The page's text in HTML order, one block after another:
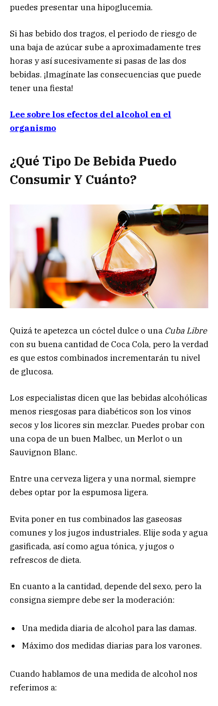
puedes presentar una hipoglucemia.
Si has bebido dos tragos, el periodo de riesgo de
una baja de azúcar sube a aproximadamente tres
horas y así sucesivamente si pasas de las dos
bebidas. ¡Imagínate las consecuencias que puede
tener una fiesta!
Lee sobre los efectos del alcohol en el
organismo
¿Qué Tipo De Bebida Puedo
Consumir Y Cuánto?
Quizá te apetezca un cóctel dulce o una Cuba Libre
con su buena cantidad de Coca Cola, pero la verdad
es que estos combinados incrementarán tu nivel
de glucosa.
Los especialistas dicen que las bebidas alcohólicas
menos riesgosas para diabéticos son los vinos
secos y los licores sin mezclar. Puedes probar con
una copa de un buen Malbec, un Merlot o un
Sauvignon Blanc.
Entre una cerveza ligera y una normal, siempre
debes optar por la espumosa ligera.
Evita poner en tus combinados las gaseosas
comunes y los jugos industriales. Elije soda y agua
gasificada, así como agua tónica, y jugos o
refrescos de dieta.
En cuanto a la cantidad, depende del sexo, pero la
consigna siempre debe ser la moderación:
Una medida diaria de alcohol para las damas.
Máximo dos medidas diarias para los varones.
Cuando hablamos de una medida de alcohol nos
referimos a: